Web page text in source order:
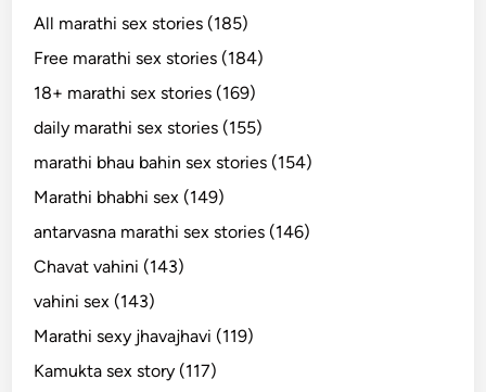
All marathi sex stories (185)
Free marathi sex stories (184)
18+ marathi sex stories (169)
daily marathi sex stories (155)
marathi bhau bahin sex stories (154)
Marathi bhabhi sex (149)
antarvasna marathi sex stories (146)
Chavat vahini (143)
vahini sex (143)
Marathi sexy jhavajhavi (119)
Kamukta sex story (117)